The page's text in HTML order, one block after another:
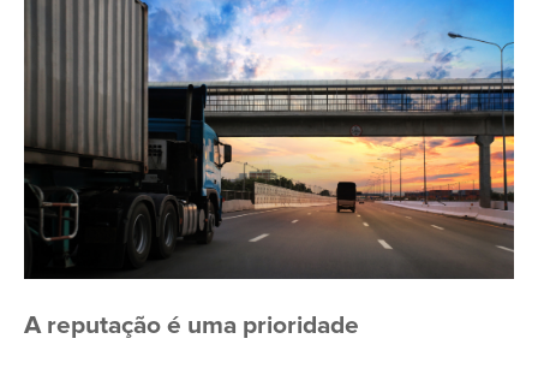
A reputação é uma prioridade